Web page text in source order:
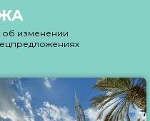
об изменении